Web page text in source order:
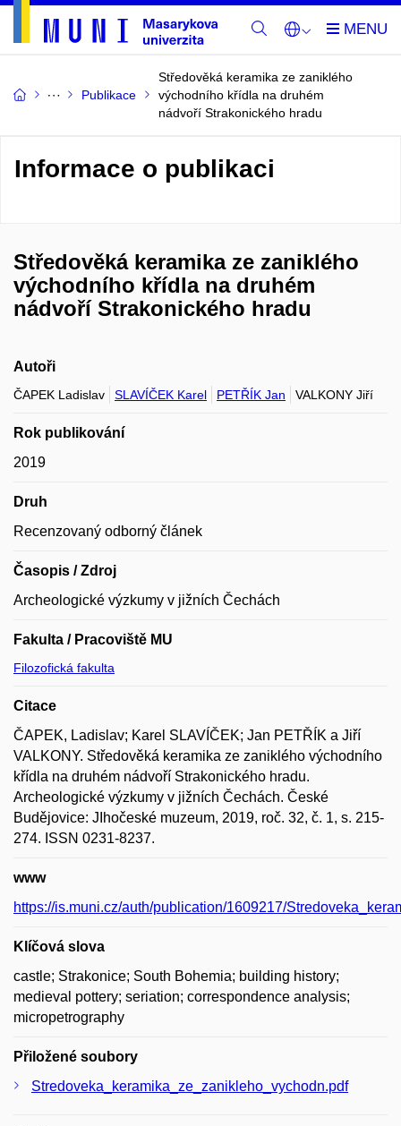
Publikace
Středověká keramika ze zaniklého
východního křídla na druhém
nádvoří Strakonického hradu
Informace o publikaci
Středověká keramika ze zaniklého
východního křídla na druhém
nádvoří Strakonického hradu
Autoři
ČAPEK Ladislav SLAVÍČEK Karel PETŘÍK Jan VALKONY Jiří
Rok publikování
2019
Druh
Recenzovaný odborný článek
Časopis / Zdroj
Archeologické výzkumy v jižních Čechách
Fakulta / Pracoviště MU
Filozofická fakulta
Citace
ČAPEK, Ladislav; Karel SLAVÍČEK; Jan PETŘÍK a Jiří
VALKONY. Středověká keramika ze zaniklého východního
křídla na druhém nádvoří Strakonického hradu.
Archeologické výzkumy v jižních Čechách. České
Budějovice: JIhočeské muzeum, 2019, roč. 32, č. 1, s. 215-
274. ISSN 0231-8237.
www
https://is.muni.cz/auth/publication/1609217/
Klíčová slova
castle; Strakonice; South Bohemia; building history;
medieval pottery; seriation; correspondence analysis;
micropetrography
Přiložené soubory
Stredoveka_keramika_ze_zanikleho_vychodn.pdf